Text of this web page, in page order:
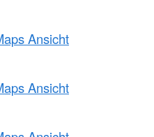
Ansicht
Ansicht